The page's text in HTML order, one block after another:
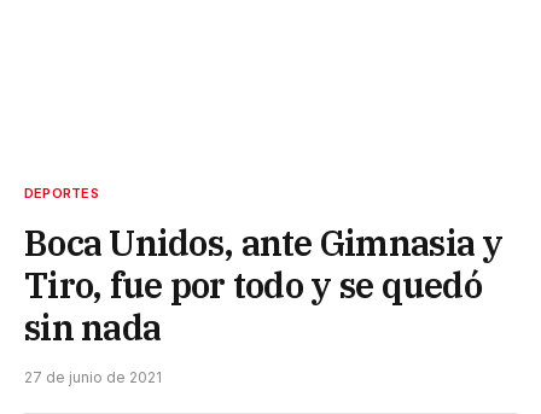
DEPORTES
Boca Unidos, ante Gimnasia y
Tiro, fue por todo y se quedó
sin nada
27 de junio de 2021